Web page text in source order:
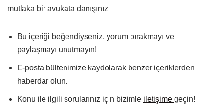
mutlaka bir avukata danışınız.
Bu içeriği beğendiyseniz, yorum bırakmayı ve
paylaşmayı unutmayın!
E-posta bültenimize kaydolarak benzer içeriklerden
haberdar olun.
Konu ile ilgili sorularınız için bizimle iletişime geçin!